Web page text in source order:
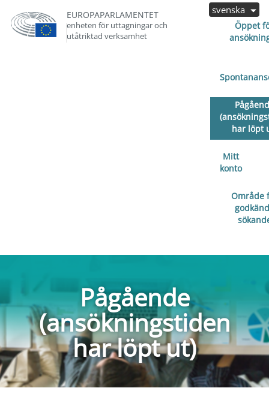
EUROPAPARLAMENTET
enheten för uttagningar och
utåtriktad verksamhet
Öppet
har löpt
Mitt
konto
Område
svenska
Pågående
(ansökningstiden
har löpt ut)